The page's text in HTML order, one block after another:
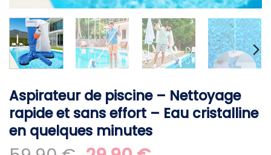
Aspirateur de piscine – Nettoyage
rapide et sans effort – Eau cristalline
en quelques minutes